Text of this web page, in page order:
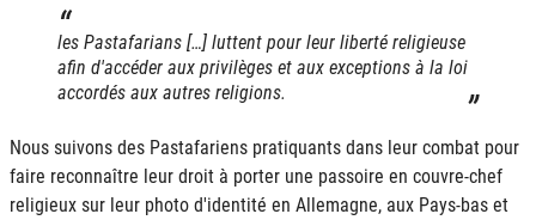
les Pastafarians […] luttent pour leur liberté religieuse
afin d'accéder aux privilèges et aux exceptions à la loi
accordés aux autres religions.
Nous suivons des Pastafariens pratiquants dans leur combat pour
faire reconnaître leur droit à porter une passoire en couvre-chef
religieux sur leur photo d'identité en Allemagne, aux Pays-bas et